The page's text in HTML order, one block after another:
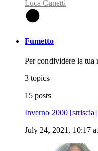
Luca Canetti
Fumetto
Per condividere la tua
3 topics
15 posts
Inverno 2000 [striscia]
July 24, 2021, 10:17